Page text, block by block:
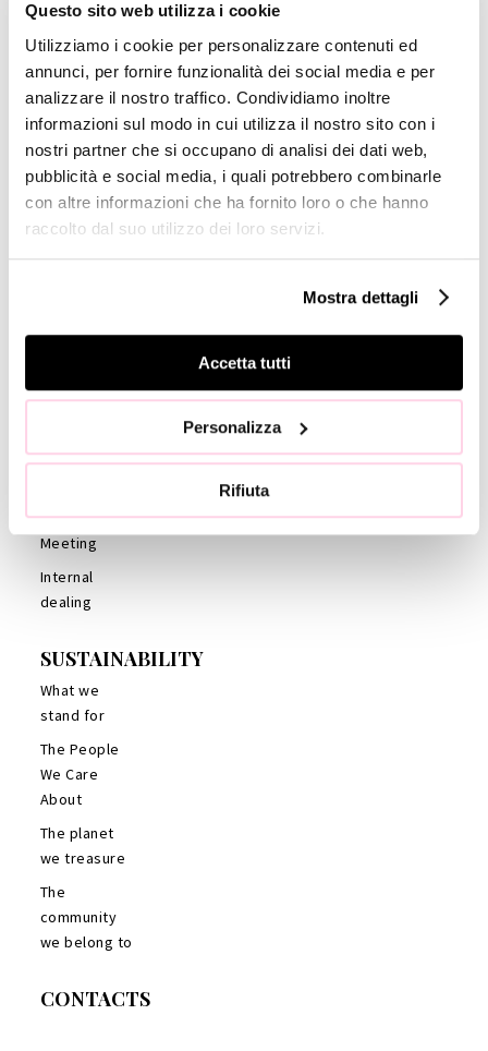
Questo sito web utilizza i cookie
Utilizziamo i cookie per personalizzare contenuti ed
annunci, per fornire funzionalità dei social media e per
analizzare il nostro traffico. Condividiamo inoltre
informazioni sul modo in cui utilizza il nostro sito con i
nostri partner che si occupano di analisi dei dati web,
pubblicità e social media, i quali potrebbero combinarle
con altre informazioni che ha fornito loro o che hanno
raccolto dal suo utilizzo dei loro servizi.
Mostra dettagli
Accetta tutti
Personalizza
Rifiuta
Analyst’s
Coverage
Company
Profile
GOVERNANCE
Directors
Statute
Ethics
auditors
Shareholder’s
Meeting
Internal
dealing
SUSTAINABILITY
What we
stand for
The People
We Care
About
The planet
we treasure
The
community
we belong to
CONTACTS